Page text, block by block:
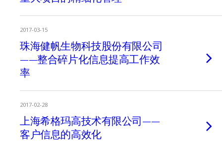
2017-03-15
珠海健帆生物科技股份有限公司
——整合碎片化信息提高工作效
率
2017-02-28
上海希格玛高技术有限公司——
客户信息的高效化